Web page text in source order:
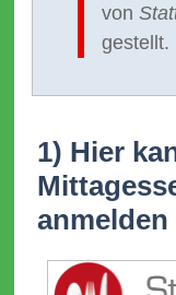
von
gestellt.
1) Hier
anmelden